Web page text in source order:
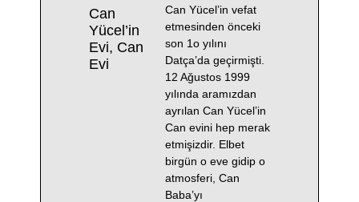
Can
Yücel’in
Evi, Can
Evi
Can Yücel’in vefat
etmesinden önceki
son 1o yılını
Datça’da geçirmişti.
12 Ağustos 1999
yılında aramızdan
ayrılan Can Yücel’in
Can evini hep merak
etmişizdir. Elbet
birgün o eve gidip o
atmosferi, Can
Baba’yı